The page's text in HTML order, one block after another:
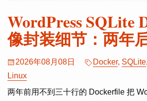
WordPress SQLite
像封装细节：两年
2026年08月08日 Docker, SQLite,
Linux
两年前用不到三十行的 Dockerfile 把